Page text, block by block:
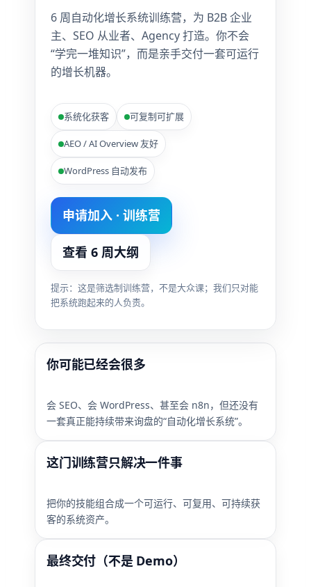
6 周自动化增长系统训练营，为 B2B 企业
主、SEO 从业者、Agency 打造。你不会
“学完一堆知识”，而是亲手交付一套可运行
的增长机器。
系统化获客 可复制可扩展
AEO / AI Overview 友好
WordPress 自动发布
申请加入 · 训练营
查看 6 周大纲
提示：这是筛选制训练营，不是大众课；我们只对能
把系统跑起来的人负责。
你可能已经会很多
会 SEO、会 WordPress、甚至会 n8n，但还没有
一套真正能持续带来询盘的“自动化增长系统”。
这门训练营只解决一件事
把你的技能组合成一个可运行、可复用、可持续获
客的系统资产。
最终交付（不是 Demo）